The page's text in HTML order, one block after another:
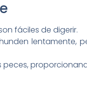
fáciles de digerir.
lentamente,
peces,